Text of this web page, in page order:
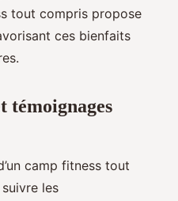
tout compris propose
ces bienfaits
témoignages
camp fitness tout
les